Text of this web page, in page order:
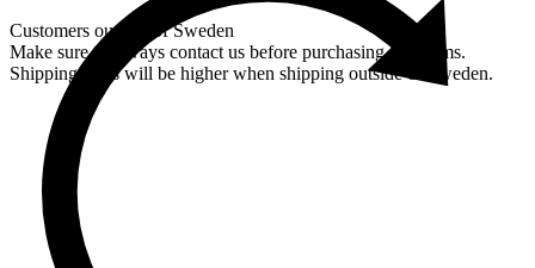
Customers outside of Sweden
Make sure to always contact us before purchasing any items.
Shipping costs will be higher when shipping outside of Sweden.